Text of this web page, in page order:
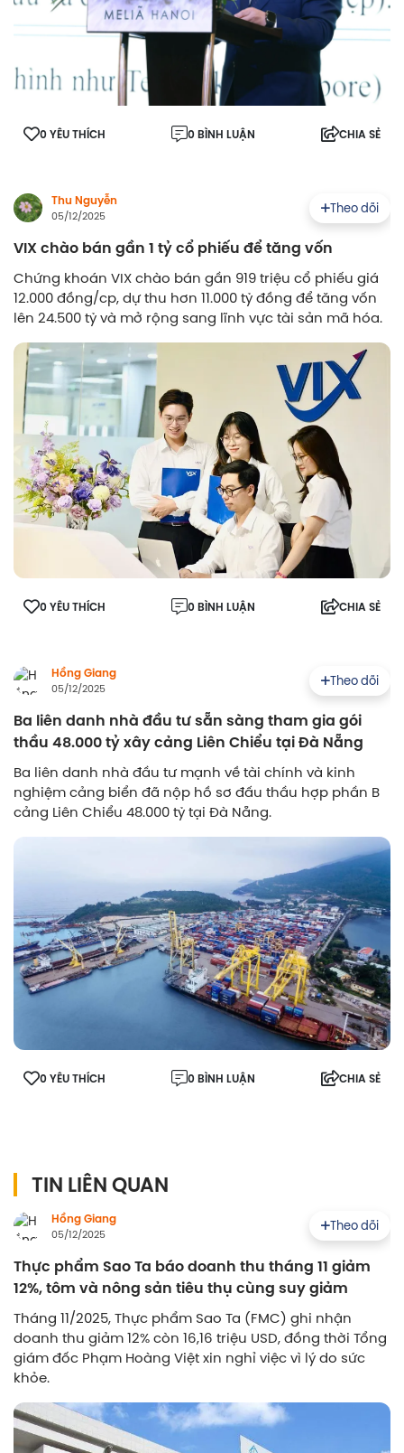
0 YÊU THÍCH 0 BÌNH LUẬN CHIA SẺ
Thu Nguyễn
05/12/2025
Theo dõi
VIX chào bán gần 1 tỷ cổ phiếu để tăng vốn
Chứng khoán VIX chào bán gần 919 triệu cổ phiếu giá
12.000 đồng/cp, dự thu hơn 11.000 tỷ đồng để tăng vốn
lên 24.500 tỷ và mở rộng sang lĩnh vực tài sản mã hóa.
0 YÊU THÍCH 0 BÌNH LUẬN CHIA SẺ
Hồng Giang
05/12/2025
Theo dõi
Ba liên danh nhà đầu tư sẵn sàng tham gia gói
thầu 48.000 tỷ xây cảng Liên Chiểu tại Đà Nẵng
Ba liên danh nhà đầu tư mạnh về tài chính và kinh
nghiệm cảng biển đã nộp hồ sơ đấu thầu hợp phần B
cảng Liên Chiểu 48.000 tỷ tại Đà Nẵng.
0 YÊU THÍCH 0 BÌNH LUẬN CHIA SẺ
TIN LIÊN QUAN
Hồng Giang
05/12/2025
Theo dõi
Thực phẩm Sao Ta báo doanh thu tháng 11 giảm
12%, tôm và nông sản tiêu thụ cùng suy giảm
Tháng 11/2025, Thực phẩm Sao Ta (FMC) ghi nhận
doanh thu giảm 12% còn 16,16 triệu USD, đồng thời Tổng
giám đốc Phạm Hoàng Việt xin nghỉ việc vì lý do sức
khỏe.